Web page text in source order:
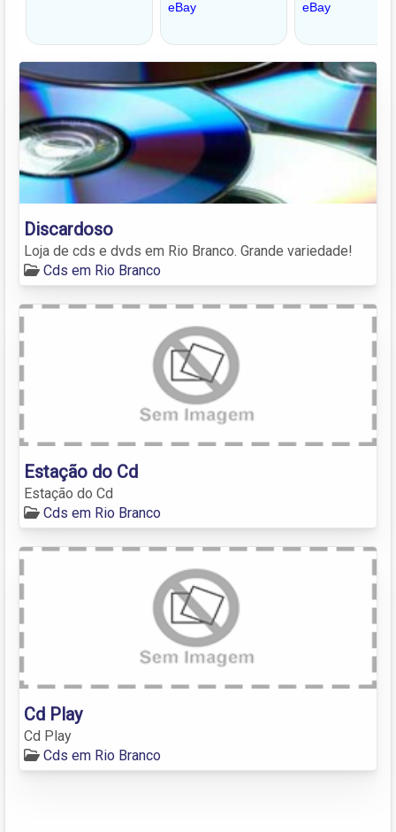
Discardoso
Loja de cds e dvds em Rio Branco. Grande variedade!
Cds em Rio Branco
Estação do Cd
Estação do Cd
Cds em Rio Branco
Cd Play
Cd Play
Cds em Rio Branco